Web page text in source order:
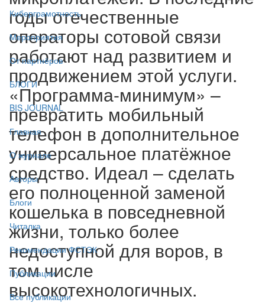
Киберграмотность
Мероприятия
От партнёров
БЛОГИ
BIS JOURNAL
Главная
О журнале
Авторы
Блоги
Читалка
Рекомендации ФСТЭК
Публикации
Все публикации
годы отечественные
операторы сотовой связи
работают над развитием и
продвижением этой услуги.
«Программа-минимум» –
превратить мобильный
телефон в дополнительное
универсальное платёжное
средство. Идеал – сделать
его полноценной заменой
кошелька в повседневной
жизни, только более
недоступной для воров, в
том числе
высокотехнологичных.